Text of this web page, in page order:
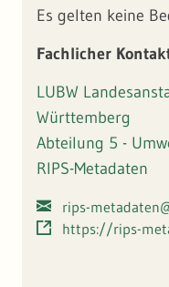
aggregiert. Die
Gewässerverschlüsselung"
wasser/awgn"
Es gelten keine
Fachlicher
LUBW
Württemberg
Abteilung 5 -
RIPS-Metadaten
rips-
https://rips-